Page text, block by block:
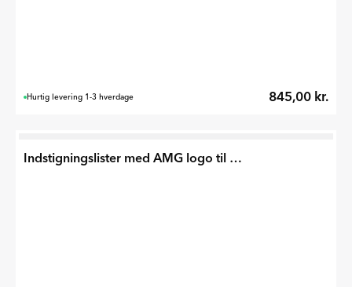
Hurtig levering 1-3 hverdage 845,00 kr.
Indstigningslister med AMG logo til CLA 2025 -